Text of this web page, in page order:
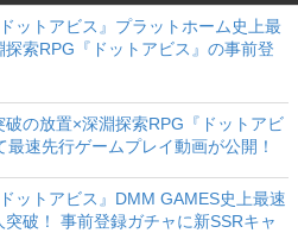
ットアビス』プラットホーム史上最
索RPG『ドットアビス』の事前登
の放置×深淵探索RPG『ドットアビ
速先行ゲームプレイ動画が公開！
ットアビス』DMM GAMES史上最速
破！ 事前登録ガチャに新SSRキャ